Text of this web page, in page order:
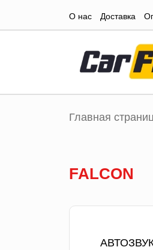
О нас Доставка
Главная
FALCON